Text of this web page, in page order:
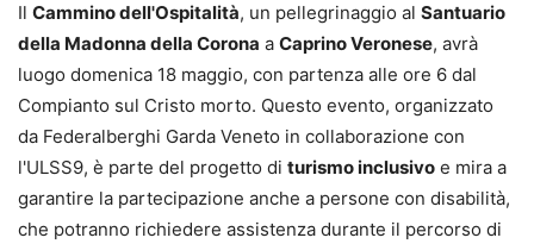
Il Cammino dell'Ospitalità, un pellegrinaggio al Santuario
della Madonna della Corona a Caprino Veronese, avrà
luogo domenica 18 maggio, con partenza alle ore 6 dal
Compianto sul Cristo morto. Questo evento, organizzato
da Federalberghi Garda Veneto in collaborazione con
l'ULSS9, è parte del progetto di turismo inclusivo e mira a
garantire la partecipazione anche a persone con disabilità,
che potranno richiedere assistenza durante il percorso di